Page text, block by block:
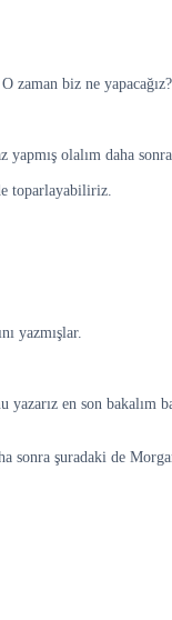
zaman biz ne yapacağız?
olalım daha
toparlayabiliriz.
yazmışlar.
en son bakalım
sonra şuradaki de